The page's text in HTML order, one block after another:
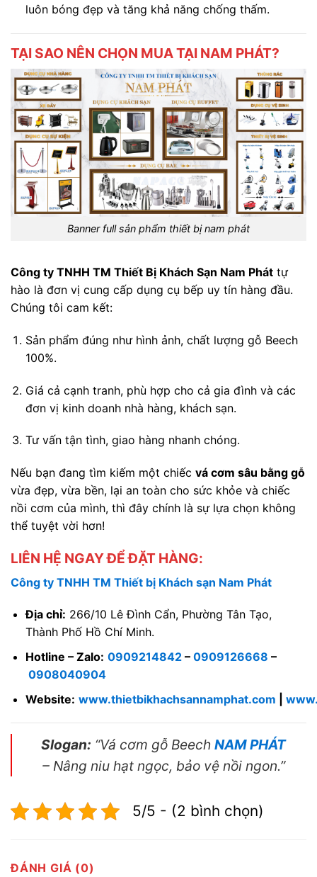
luôn bóng đẹp và tăng khả năng chống thấm.
TẠI SAO NÊN CHỌN MUA TẠI NAM PHÁT?
Banner full sản phẩm thiết bị nam phát
Công ty TNHH TM Thiết Bị Khách Sạn Nam Phát tự
hào là đơn vị cung cấp dụng cụ bếp uy tín hàng đầu.
Chúng tôi cam kết:
Sản phẩm đúng như hình ảnh, chất lượng gỗ Beech
100%.
Giá cả cạnh tranh, phù hợp cho cả gia đình và các
đơn vị kinh doanh nhà hàng, khách sạn.
Tư vấn tận tình, giao hàng nhanh chóng.
Nếu bạn đang tìm kiếm một chiếc vá cơm sâu bằng gỗ
vừa đẹp, vừa bền, lại an toàn cho sức khỏe và chiếc
nồi cơm của mình, thì đây chính là sự lựa chọn không
thể tuyệt vời hơn!
LIÊN HỆ NGAY ĐỂ ĐẶT HÀNG:
Công ty TNHH TM Thiết bị Khách sạn Nam Phát
Địa chỉ: 266/10 Lê Đình Cẩn, Phường Tân Tạo,
Thành Phố Hồ Chí Minh.
Hotline – Zalo: 0909214842– 0909126668 –
0908040904
Website: www.thietbikhachsannamphat.com
Slogan: “Vá cơm gỗ Beech NAM PHÁT
– Nâng niu hạt ngọc, bảo vệ nồi ngon.”
5/5 - (2 bình chọn)
ĐÁNH GIÁ (0)